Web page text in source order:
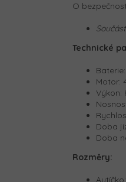
O
Technické
Motor:
Výkon:
Doba
Doba
Rozměry:
Autíčko: